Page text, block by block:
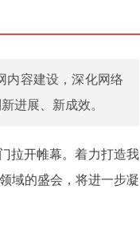
内容建设，深化网络
进展、新成效。
拉开帷幕。着力打造我
域的盛会，将进一步凝